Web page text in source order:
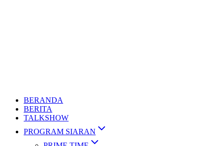
BERANDA
BERITA
TALKSHOW
PROGRAM SIARAN